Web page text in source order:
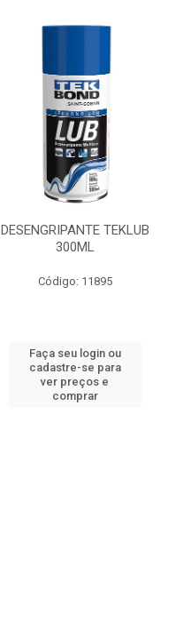
DESENGRIPANTE TEKLUB
300ML
Código: 11895
Faça seu login ou
cadastre-se para
ver preços e
comprar